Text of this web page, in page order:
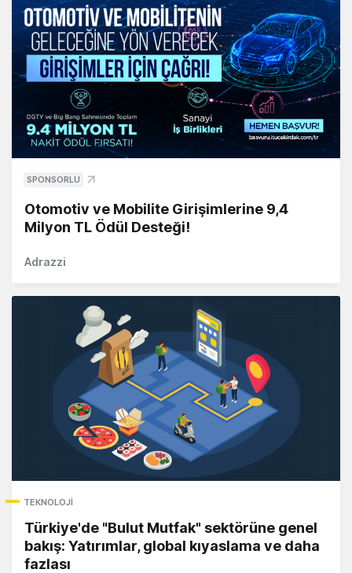
SPONSORLU
Otomotiv ve Mobilite Girişimlerine 9,4
Milyon TL Ödül Desteği!
Adrazzi
TEKNOLOJI
Türkiye'de "Bulut Mutfak" sektörüne genel
bakış: Yatırımlar, global kıyaslama ve daha
fazlası